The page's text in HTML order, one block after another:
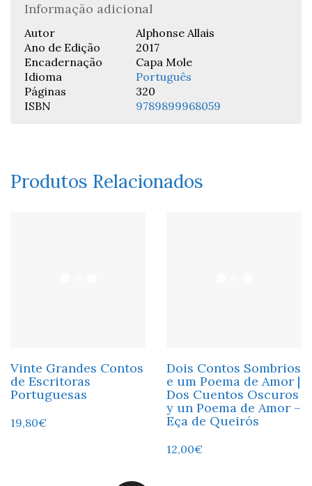
Informação adicional
Autor
Alphonse Allais
Ano de Edição
2017
Encadernação
Capa Mole
Idioma
Português
Páginas
320
ISBN
9789899968059
Produtos Relacionados
Vinte Grandes Contos
de Escritoras
Portuguesas
19,80€
Dois Contos Sombrios
e um Poema de Amor |
Dos Cuentos Oscuros
y un Poema de Amor –
Eça de Queirós
12,00€